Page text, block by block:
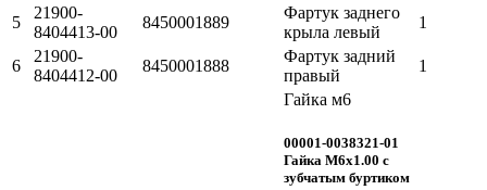
5
21900-
8404413-00
8450001889
Фартук заднего
крыла левый
1
6
21900-
8404412-00
8450001888
Фартук задний
правый
1
Гайка м6
00001-0038321-01
Гайка М6х1.00 с
зубчатым буртиком